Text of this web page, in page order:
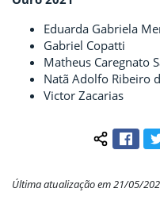
Eduarda Gabriela
Gabriel Copatti
Matheus Caregnato
Natã Adolfo Ribeiro
Victor Zacarias
Última atualização em 21/05/